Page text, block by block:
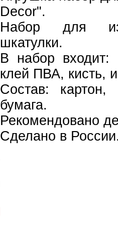
Decor".
Набор для
шкатулки.
В набор входит:
клей ПВА, кисть,
Состав: картон,
бумага.
Рекомендовано
Сделано в